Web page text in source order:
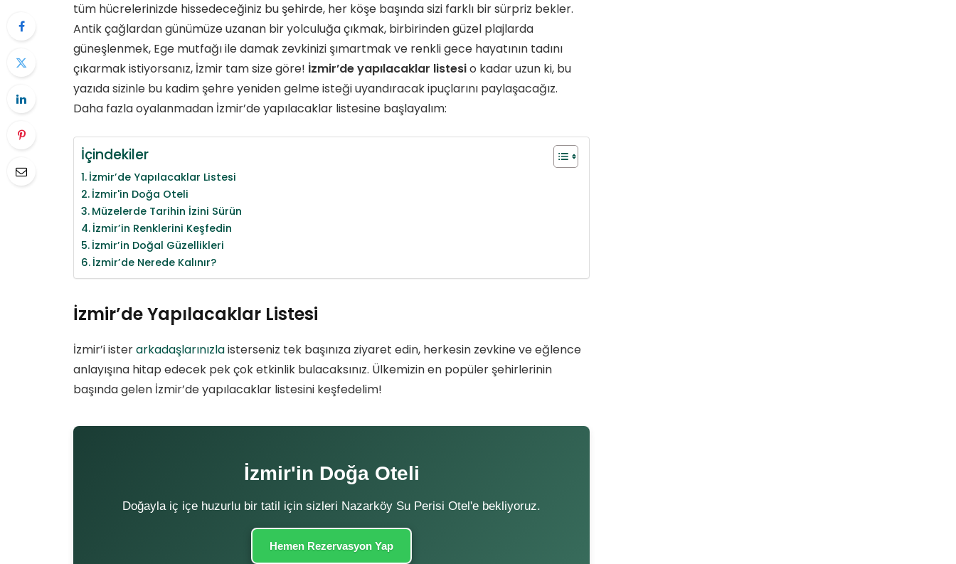
tüm hücrelerinizde hissedeceğiniz bu şehirde, her köşe başında sizi farklı bir sürpriz bekler.
Antik çağlardan günümüze uzanan bir yolculuğa çıkmak, birbirinden güzel plajlarda
güneşlenmek, Ege mutfağı ile damak zevkinizi şımartmak ve renkli gece hayatının tadını
çıkarmak istiyorsanız, İzmir tam size göre! İzmir’de yapılacaklar listesio kadar uzun ki, bu
yazıda sizinle bu kadim şehre yeniden gelme isteği uyandıracak ipuçlarını paylaşacağız.
Daha fazla oyalanmadan İzmir’de yapılacaklar listesine başlayalım:
İçindekiler
İzmir’de Yapılacaklar Listesi
İzmir'in Doğa Oteli
Müzelerde Tarihin İzini Sürün
İzmir’in Renklerini Keşfedin
İzmir’in Doğal Güzellikleri
İzmir’de Nerede Kalınır?
İzmir’de Yapılacaklar Listesi
İzmir’i isterarkadaşlarınızlaisterseniz tek başınıza ziyaret edin, herkesin zevkine ve eğlence
anlayışına hitap edecek pek çok etkinlik bulacaksınız. Ülkemizin en popüler şehirlerinin
başında gelen İzmir’de yapılacaklar listesini keşfedelim!
İzmir'in Doğa Oteli
Doğayla iç içe huzurlu bir tatil için sizleri Nazarköy Su Perisi Otel'e bekliyoruz.
Hemen Rezervasyon Yap